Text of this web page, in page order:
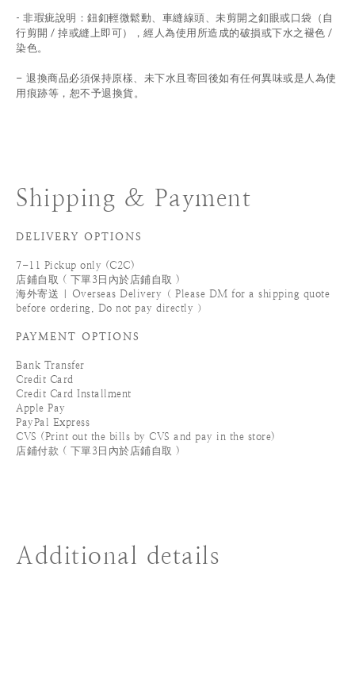
- 非瑕疵說明：鈕釦輕微鬆動、車縫線頭、未剪開之釦眼或口袋（自
行剪開 / 掉或縫上即可），經人為使用所造成的破損或下水之褪色 /
染色。
- 退換商品必須保持原樣、未下水且 寄回後如有任何異味或是人為使
用痕跡等 ， 恕不予退換貨。
Shipping & Payment
DELIVERY OPTIONS
7-11 Pickup only (C2C)
店鋪自取 ( 下單3日內於店鋪自取 )
海外寄送 | Overseas Delivery（ Please DM for a shipping quote
before ordering. Do not pay directly ）
PAYMENT OPTIONS
Bank Transfer
Credit Card
Credit Card Installment
Apple Pay
PayPal Express
CVS (Print out the bills by CVS and pay in the store)
店鋪付款 ( 下單3日內於店鋪自取 )
Additional details